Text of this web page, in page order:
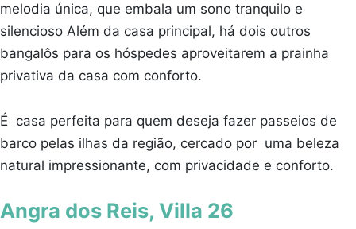
melodia única, que embala um sono tranquilo e
silencioso Além da casa principal, há dois outros
bangalôs para os hóspedes aproveitarem a prainha
privativa da casa com conforto.
É casa perfeita para quem deseja fazer passeios de
barco pelas ilhas da região, cercado por uma beleza
natural impressionante, com privacidade e conforto.
Angra dos Reis, Villa 26